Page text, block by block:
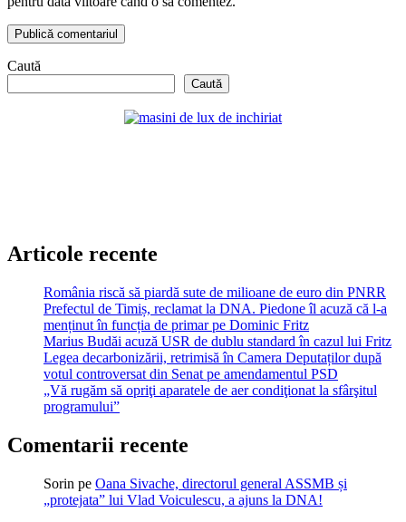
Caută
Caută
Articole recente
România riscă să piardă sute de milioane de euro din PNRR
Prefectul de Timiș, reclamat la DNA. Piedone îl acuză că l-a
menținut în funcția de primar pe Dominic Fritz
Marius Budăi acuză USR de dublu standard în cazul lui Fritz
Legea decarbonizării, retrimisă în Camera Deputaților după
votul controversat din Senat pe amendamentul PSD
„Vă rugăm să opriţi aparatele de aer condiţionat la sfârşitul
programului”
Comentarii recente
Sorin pe Oana Sivache, directorul general ASSMB și
„protejata” lui Vlad Voiculescu, a ajuns la DNA!